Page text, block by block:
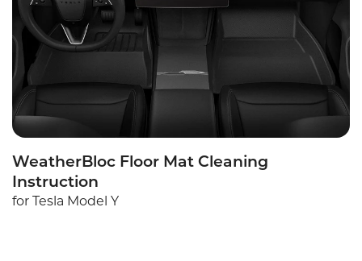
WeatherBloc Floor Mat Cleaning
Instruction
for Tesla Model Y